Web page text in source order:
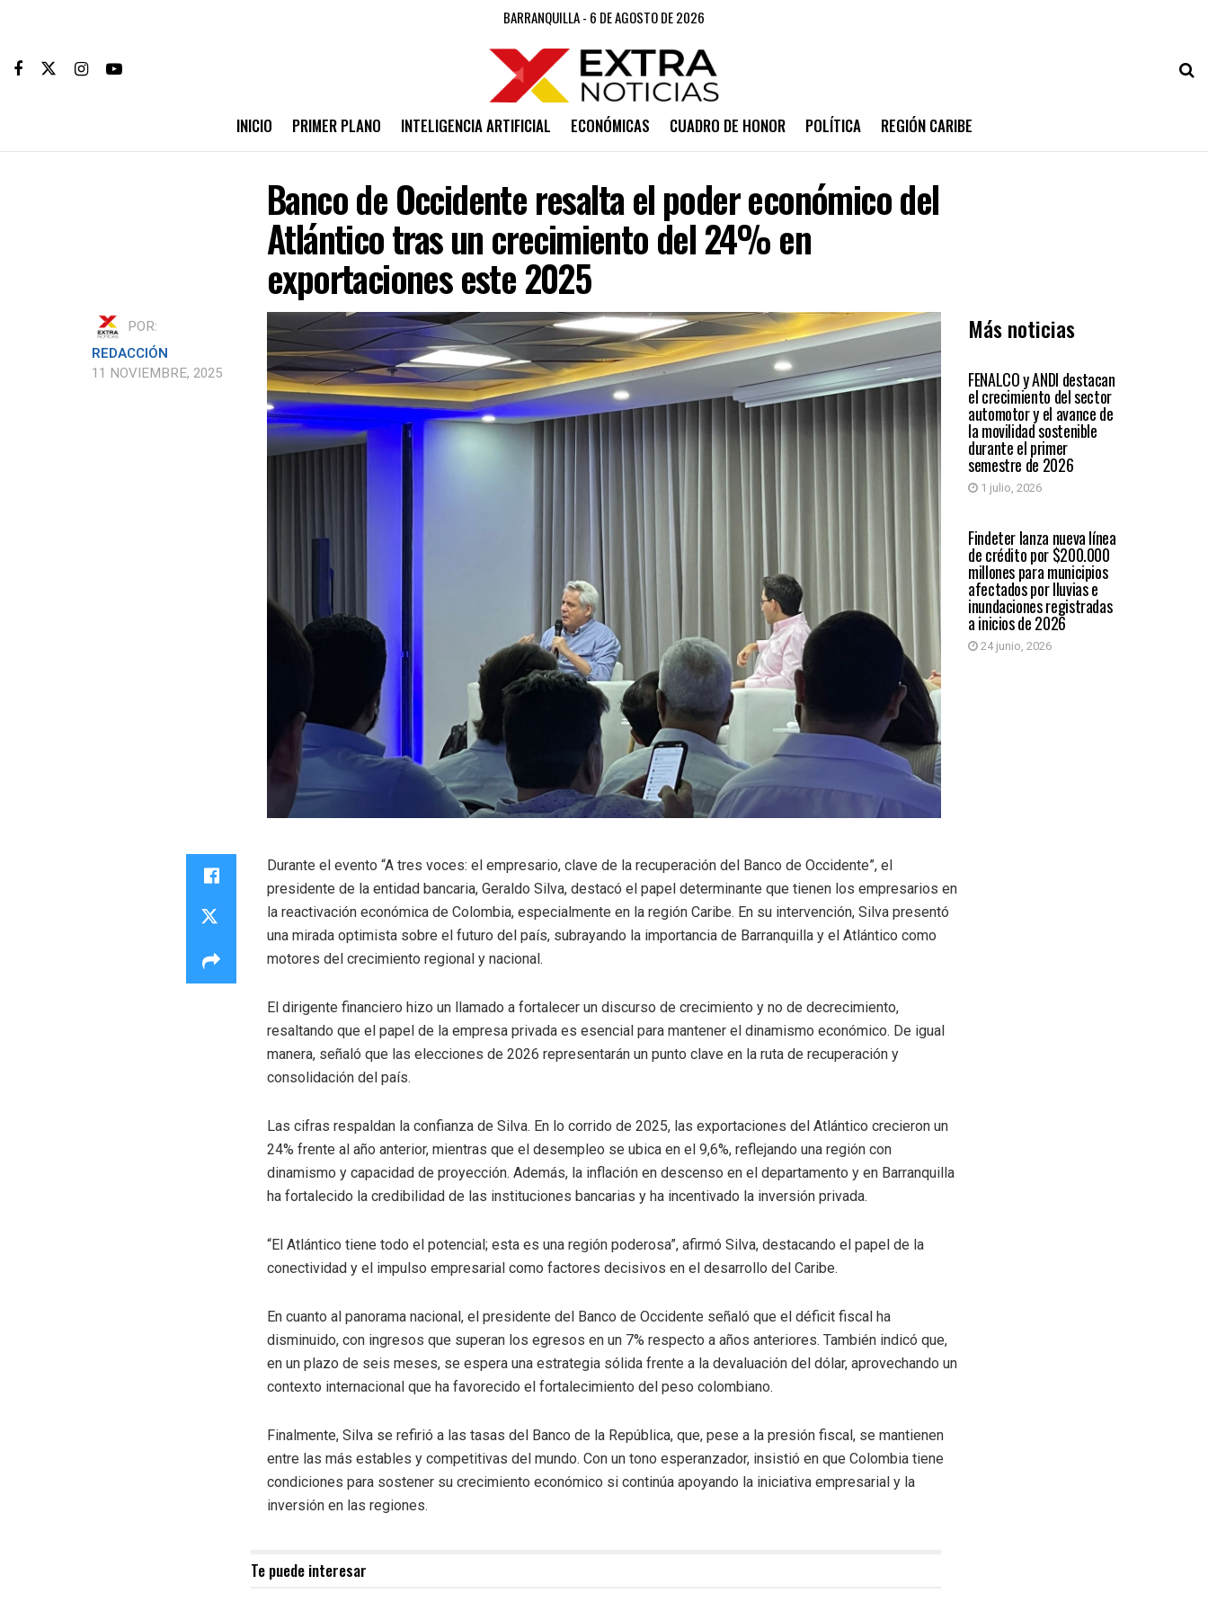
BARRANQUILLA - 6 DE AGOSTO DE 2026
INICIO PRIMER PLANO INTELIGENCIA ARTIFICIAL ECONÓMICAS CUADRO DE HONOR POLÍTICA REGIÓN CARIBE
Banco de Occidente resalta el poder económico del
Atlántico tras un crecimiento del 24% en
exportaciones este 2025
POR:
REDACCIÓN
11 NOVIEMBRE, 2025
Más noticias
ECONÓMICAS
FENALCO y ANDI destacan
el crecimiento del sector
automotor y el avance de
la movilidad sostenible
durante el primer
semestre de 2026
1 julio, 2026
ECONÓMICAS
Findeter lanza nueva línea
de crédito por $200.000
millones para municipios
afectados por lluvias e
inundaciones registradas
a inicios de 2026
24 junio, 2026
Durante el evento “A tres voces: el empresario, clave de la recuperación del Banco de Occidente”, el
presidente de la entidad bancaria, Geraldo Silva, destacó el papel determinante que tienen los empresarios en
la reactivación económica de Colombia, especialmente en la región Caribe. En su intervención, Silva presentó
una mirada optimista sobre el futuro del país, subrayando la importancia de Barranquilla y el Atlántico como
motores del crecimiento regional y nacional.
El dirigente financiero hizo un llamado a fortalecer un discurso de crecimiento y no de decrecimiento,
resaltando que el papel de la empresa privada es esencial para mantener el dinamismo económico. De igual
manera, señaló que las elecciones de 2026 representarán un punto clave en la ruta de recuperación y
consolidación del país.
Las cifras respaldan la confianza de Silva. En lo corrido de 2025, las exportaciones del Atlántico crecieron un
24% frente al año anterior, mientras que el desempleo se ubica en el 9,6%, reflejando una región con
dinamismo y capacidad de proyección. Además, la inflación en descenso en el departamento y en Barranquilla
ha fortalecido la credibilidad de las instituciones bancarias y ha incentivado la inversión privada.
“El Atlántico tiene todo el potencial; esta es una región poderosa”, afirmó Silva, destacando el papel de la
conectividad y el impulso empresarial como factores decisivos en el desarrollo del Caribe.
En cuanto al panorama nacional, el presidente del Banco de Occidente señaló que el déficit fiscal ha
disminuido, con ingresos que superan los egresos en un 7% respecto a años anteriores. También indicó que,
en un plazo de seis meses, se espera una estrategia sólida frente a la devaluación del dólar, aprovechando un
contexto internacional que ha favorecido el fortalecimiento del peso colombiano.
Finalmente, Silva se refirió a las tasas del Banco de la República, que, pese a la presión fiscal, se mantienen
entre las más estables y competitivas del mundo. Con un tono esperanzador, insistió en que Colombia tiene
condiciones para sostener su crecimiento económico si continúa apoyando la iniciativa empresarial y la
inversión en las regiones.
Te puede interesar